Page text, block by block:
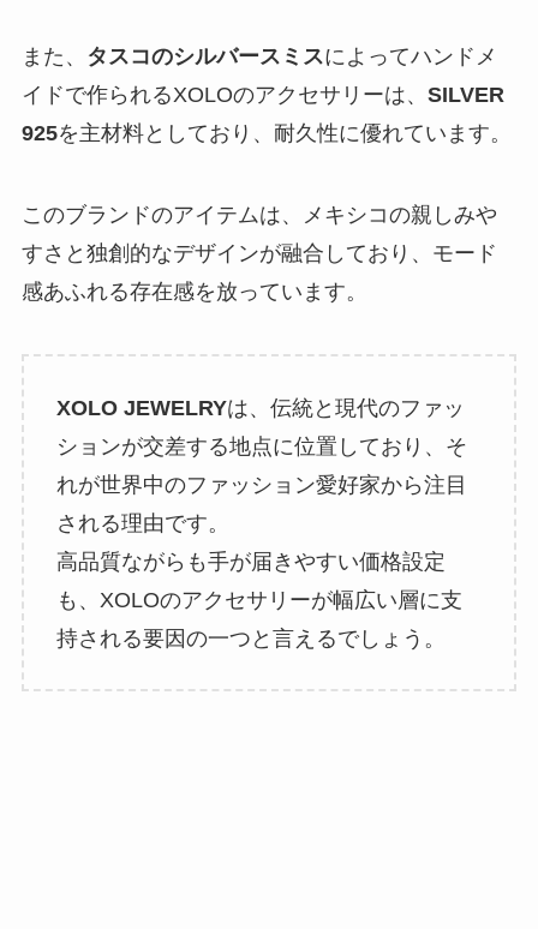
また、 タスコのシルバースミスによってハンドメ
イドで作られるXOLOのアクセサリーは、 SILVER
925を主材料としており、耐久性に優れています。
このブランドのアイテムは、メキシコの親しみや
すさと独創的なデザインが融合しており、モード
感あふれる存在感を放っています。
XOLO JEWELRYは、伝統と現代のファッ
ションが交差する地点に位置しており、そ
れが世界中のファッション愛好家から注目
される理由です。
高品質ながらも手が届きやすい価格設定
も、XOLOのアクセサリーが幅広い層に支
持される要因の一つと言えるでしょう。